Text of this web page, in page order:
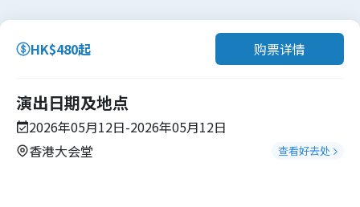
HK$480起 购票详情
演出日期及地点
2026年05月12日-2026年05月12日
香港大会堂
查看好去处